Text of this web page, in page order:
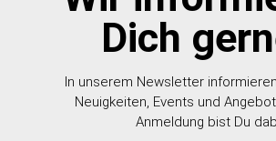
Dich
In unserem Newsletter
Neuigkeiten, Events und
Anmeldung bist Du